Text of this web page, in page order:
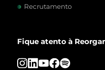
Recrutamento
Fique atento à